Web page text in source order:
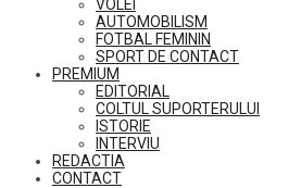
VOLEI
AUTOMOBILISM
FOTBAL FEMININ
SPORT DE CONTACT
PREMIUM
EDITORIAL
COLTUL SUPORTERULUI
ISTORIE
INTERVIU
REDACTIA
CONTACT